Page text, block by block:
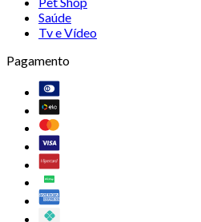
Saúde
Tv e Vídeo
Pagamento